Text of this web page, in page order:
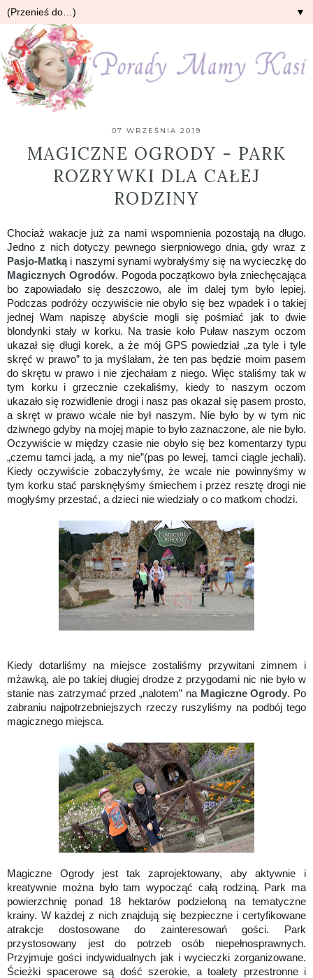
▼
07 WRZEŚNIA 2019
MAGICZNE OGRODY - PARK
ROZRYWKI DLA CAŁEJ
RODZINY
Chociaż wakacje już za nami wspomnienia pozostają na długo.
Jedno z nich dotyczy pewnego sierpniowego dnia, gdy wraz z
Pasjo-Matką i naszymi synami wybrałyśmy się na wycieczkę do
Magicznych Ogrodów. Pogoda początkowo była zniechęcająca
bo zapowiadało się deszczowo, ale im dalej tym było lepiej.
Podczas podróży oczywiście nie obyło się bez wpadek i o takiej
jednej Wam napiszę abyście mogli się pośmiać jak to dwie
blondynki stały w korku. Na trasie koło Puław naszym oczom
ukazał się długi korek, a że mój GPS powiedział „za tyle i tyle
skręć w prawo” to ja myślałam, że ten pas będzie moim pasem
do skrętu w prawo i nie zjechałam z niego. Więc staliśmy tak w
tym korku i grzecznie czekaliśmy, kiedy to naszym oczom
ukazało się rozwidlenie drogi i nasz pas okazał się pasem prosto,
a skręt w prawo wcale nie był naszym. Nie było by w tym nic
dziwnego gdyby na mojej mapie to było zaznaczone, ale nie było.
Oczywiście w między czasie nie obyło się bez komentarzy typu
„czemu tamci jadą, a my nie”(pas po lewej, tamci ciągle jechali).
Kiedy oczywiście zobaczyłyśmy, że wcale nie powinnyśmy w
tym korku stać parsknęłyśmy śmiechem i przez resztę drogi nie
mogłyśmy przestać, a dzieci nie wiedziały o co matkom chodzi.
Kiedy dotarliśmy na miejsce zostaliśmy przywitani zimnem i
mżawką, ale po takiej długiej drodze z przygodami nic nie było w
stanie nas zatrzymać przed „nalotem” na Magiczne Ogrody. Po
zabraniu najpotrzebniejszych rzeczy ruszyliśmy na podbój tego
magicznego miejsca.
Magiczne Ogrody jest tak zaprojektowany, aby aktywnie i
kreatywnie można było tam wypocząć całą rodziną. Park ma
powierzchnię ponad 18 hektarów podzieloną na tematyczne
krainy. W każdej z nich znajdują się bezpieczne i certyfikowane
atrakcje dostosowane do zainteresowań gości. Park
przystosowany jest do potrzeb osób niepełnosprawnych.
Przyjmuje gości indywidualnych jak i wycieczki zorganizowane.
Ścieżki spacerowe są dość szerokie, a toalety przestronne i